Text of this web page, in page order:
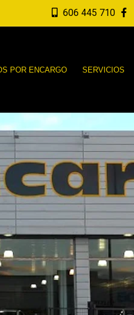
606 445 710
POR ENCARGO SERVICIOS